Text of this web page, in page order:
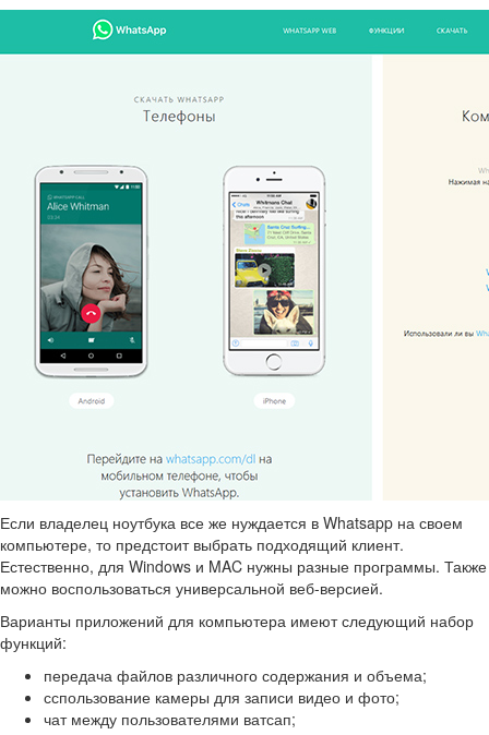
Если владелец ноутбука все же нуждается в Whatsapp на своем
компьютере, то предстоит выбрать подходящий клиент.
Естественно, для Windows и MAC нужны разные программы. Также
можно воспользоваться универсальной веб-версией.
Варианты приложений для компьютера имеют следующий набор
функций:
передача файлов различного содержания и объема;
сспользование камеры для записи видео и фото;
чат между пользователями ватсап;